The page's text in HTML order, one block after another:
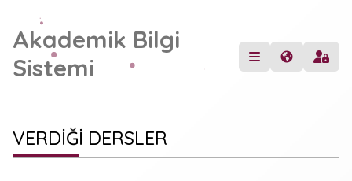
Akademik Bilgi
Sistemi
VERDİĞİ DERSLER